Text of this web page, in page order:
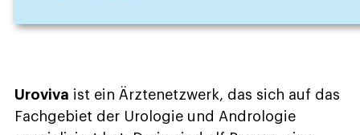
Uroviva ist ein Ärztenetzwerk, das sich auf das
Fachgebiet der Urologie und Andrologie